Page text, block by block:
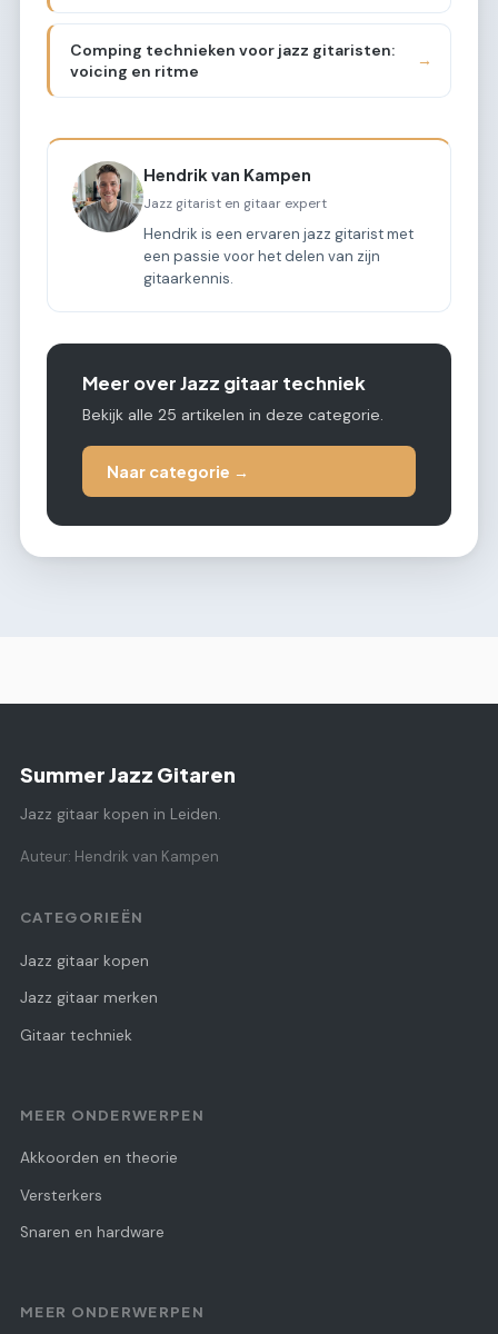
Comping technieken voor jazz gitaristen:
voicing en ritme
→
Hendrik van Kampen
Jazz gitarist en gitaar expert
Hendrik is een ervaren jazz gitarist met
een passie voor het delen van zijn
gitaarkennis.
Meer over Jazz gitaar techniek
Bekijk alle 25 artikelen in deze categorie.
Naar categorie →
Summer Jazz Gitaren
Jazz gitaar kopen in Leiden.
Auteur: Hendrik van Kampen
CATEGORIEËN
Jazz gitaar kopen
Jazz gitaar merken
Gitaar techniek
MEER ONDERWERPEN
Akkoorden en theorie
Versterkers
Snaren en hardware
MEER ONDERWERPEN